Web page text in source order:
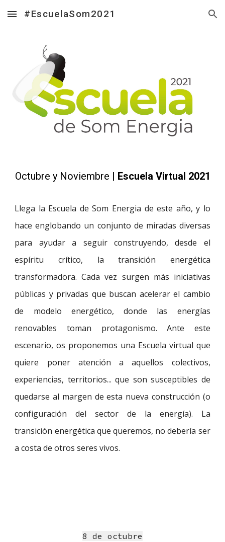
Skip to main content Skip to navigation
#EscuelaSom2021
Octubre y Noviembre | Escuela Virtual 2021
Llega la Escuela de Som Energia de este año, y lo
hace englobando un conjunto de miradas diversas
para ayudar a seguir construyendo, desde el
espíritu crítico, la transición energética
transformadora. Cada vez surgen más iniciativas
públicas y privadas que buscan acelerar el cambio
de modelo energético, donde las energías
renovables toman protagonismo. Ante este
escenario, os proponemos una Escuela virtual que
quiere poner atención a aquellos colectivos,
experiencias, territorios... que son susceptibles de
quedarse al margen de esta nueva construcción (o
configuración del sector de la energía). La
transición energética que queremos, no debería ser
a costa de otros seres vivos.
8 de octubre